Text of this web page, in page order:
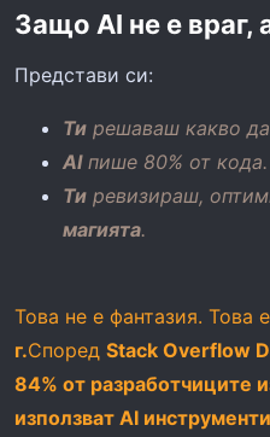
Защо AI не е враг,
Представи си:
Ти решаваш какво
AIпише 80% от кода.
Ти ревизираш,
магията.
Това не е фантазия. Това е
г.Според Stack Overflow
84% от разработчиците
използват AI инструменти